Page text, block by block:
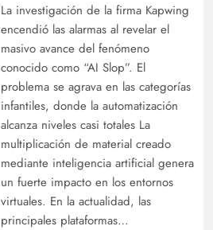
La investigación de la firma Kapwing
encendió las alarmas al revelar el
masivo avance del fenómeno
conocido como “AI Slop”. El
problema se agrava en las categorías
infantiles, donde la automatización
alcanza niveles casi totales La
multiplicación de material creado
mediante inteligencia artificial genera
un fuerte impacto en los entornos
virtuales. En la actualidad, las
principales plataformas…